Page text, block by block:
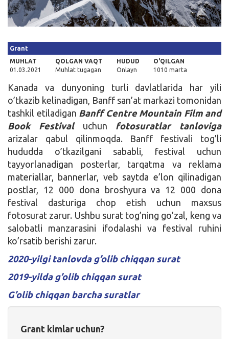
Grant
MUHLAT
01.03.2021
QOLGAN VAQT
Muhlat tugagan
HUDUD
Onlayn
O'QILGAN
1010 marta
Kanada va dunyoning turli davlatlarida har yili
o’tkazib kelinadigan, Banff san’at markazi tomonidan
tashkil etiladigan Banff Centre Mountain Film and
Book Festival uchun fotosuratlar tanloviga
arizalar qabul qilinmoqda. Banff festivali tog’li
hududda o’tkazilgani sababli, festival uchun
tayyorlanadigan posterlar, tarqatma va reklama
materiallar, bannerlar, veb saytda e’lon qilinadigan
postlar, 12 000 dona broshyura va 12 000 dona
festival dasturiga chop etish uchun maxsus
fotosurat zarur. Ushbu surat tog’ning go’zal, keng va
salobatli manzarasini ifodalashi va festival ruhini
ko’rsatib berishi zarur.
2020-yilgi tanlovda g’olib chiqqan surat
2019-yilda g’olib chiqqan surat
G’olib chiqqan barcha suratlar
Grant kimlar uchun?